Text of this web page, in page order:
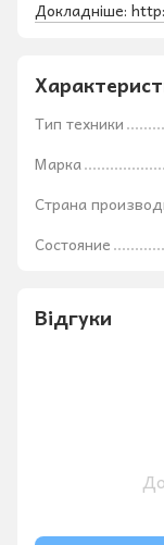
Докладніше:
Тип техники
Марка
Страна
Состояние
Відгуки